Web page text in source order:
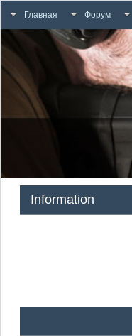
Главная Форум
Information